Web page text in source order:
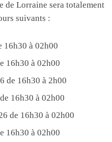
de Lorraine sera totalement
suivants :
à 02h00
16h30 à 02h00
de 16h30 à 2h00
16h30 à 02h00
de 16h30 à 02h00
16h30 à 02h00